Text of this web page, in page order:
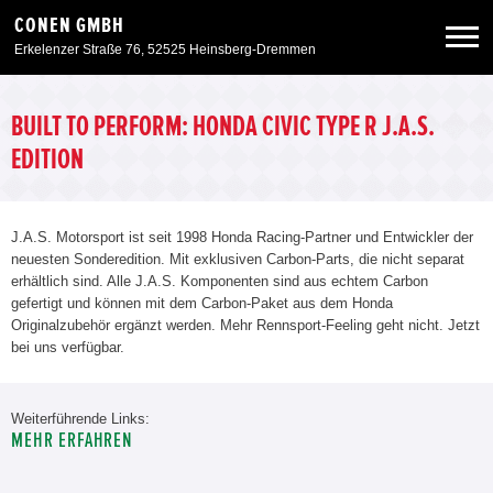
CONEN GMBH
Erkelenzer Straße 76, 52525 Heinsberg-Dremmen
Gebrauchtwagen
Angebote
Service & Zubehör
Zurück zur Portalseite
BUILT TO PERFORM: HONDA CIVIC TYPE R J.A.S.
EDITION
J.A.S. Motorsport ist seit 1998 Honda Racing-Partner und Entwickler der
neuesten Sonderedition. Mit exklusiven Carbon-Parts, die nicht separat
erhältlich sind. Alle J.A.S. Komponenten sind aus echtem Carbon
gefertigt und können mit dem Carbon-Paket aus dem Honda
Originalzubehör ergänzt werden. Mehr Rennsport-Feeling geht nicht. Jetzt
bei uns verfügbar.
Weiterführende Links:
MEHR ERFAHREN